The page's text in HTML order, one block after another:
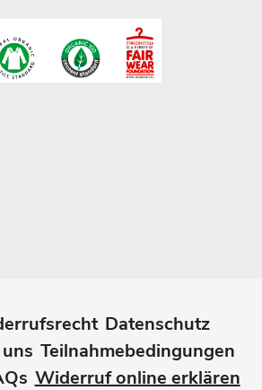
Datenschutz
Teilnahmebedingungen
Widerruf online erklären